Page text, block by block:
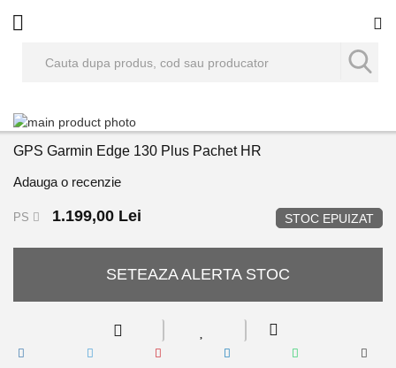
Skip
the
end
the
gallery
to
the
beginning
of
images
GPS Garmin Edge 130 Plus Pachet HR
Adauga o recenzie
STOC EPUIZAT
PS 1.199,00 Lei
SETEAZA ALERTA STOC